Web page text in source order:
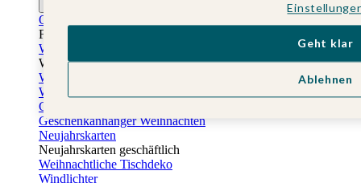
Osterkarten
Fotogeschenke zu Ostern
Weihnachtskarten
Weihnachtskarten selbst gestalten
Weihnachtskarten geschäftlich
Weihnachtsfeier Einladungen
Geschenkaufkleber Weihnachten
Geschenkanhänger Weihnachten
Neujahrskarten
Neujahrskarten geschäftlich
Weihnachtliche Tischdeko
Windlichter
Ablehnen
Geht klar